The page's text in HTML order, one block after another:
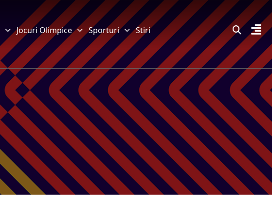
Jocuri Olimpice Sporturi Stiri